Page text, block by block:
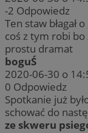
-2 Odpowiedz
Ten staw błagał
coś z tym robi
prostu dramat
boguŚ
2020-06-30 o
0 Odpowiedz
Spotkanie już
schować do
ze skweru